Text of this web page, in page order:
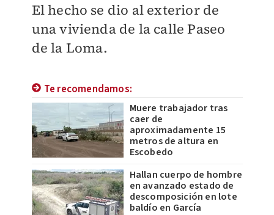
El hecho se dio al exterior de
una vivienda de la calle Paseo
de la Loma.
Te recomendamos:
Muere trabajador tras
caer de
aproximadamente 15
metros de altura en
Escobedo
Hallan cuerpo de hombre
en avanzado estado de
descomposición en lote
baldío en García